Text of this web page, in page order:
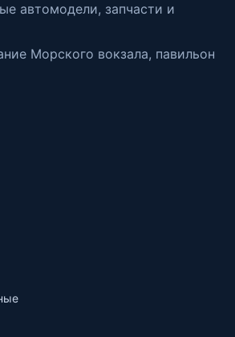
автомодели, запчасти и
Морского вокзала, павильон